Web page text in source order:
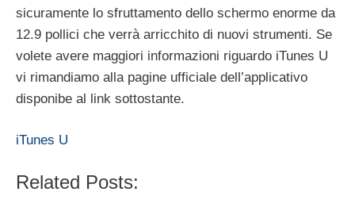
sicuramente lo sfruttamento dello schermo enorme da
12.9 pollici che verrà arricchito di nuovi strumenti. Se
volete avere maggiori informazioni riguardo iTunes U
vi rimandiamo alla pagine ufficiale dell’applicativo
disponibe al link sottostante.
iTunes U
Related Posts: